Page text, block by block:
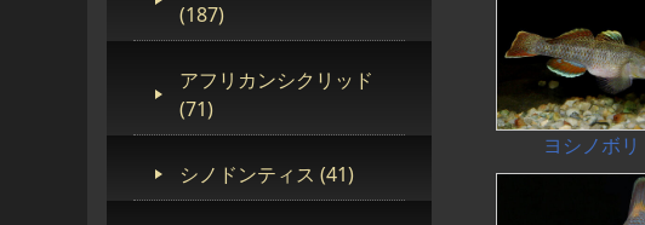
(187)
アフリカンシクリッド
(71)
シノドンティス (41)
ヨシノボリ